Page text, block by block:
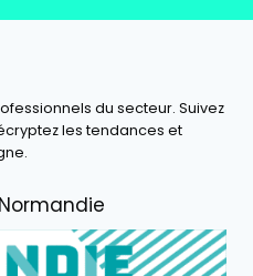
du secteur. Suivez
les tendances et